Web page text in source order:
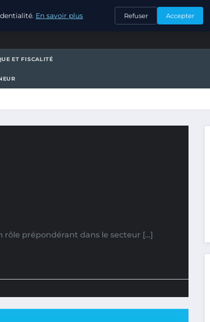
CONTACT
ET FISCALITÉ
rôle prépondérant dans le secteur […]
En savoir plus Refuser Accepter